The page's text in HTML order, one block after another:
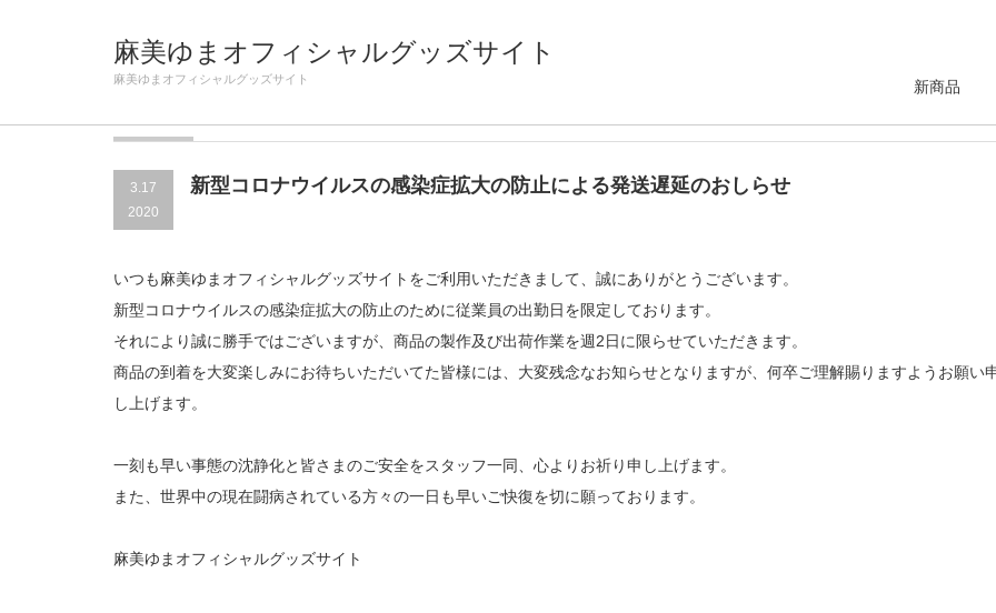
麻美ゆまオフィシャルグッズサイト
麻美ゆまオフィシャルグッズサイト 新商品
3.17
2020
新型コロナウイルスの感染症拡大の防止による発送遅延のおしらせ
いつも麻美ゆまオフィシャルグッズサイトをご利用いただきまして、誠にありがとうございます。
新型コロナウイルスの感染症拡大の防止のために従業員の出勤日を限定しております。
それにより誠に勝手ではございますが、商品の製作及び出荷作業を週2日に限らせていただきます。
商品の到着を大変楽しみにお待ちいただいてた皆様には、大変残念なお知らせとなりますが、何卒ご理解賜りますようお願い
し上げます。
一刻も早い事態の沈静化と皆さまのご安全をスタッフ一同、心よりお祈り申し上げます。
また、世界中の現在闘病されている方々の一日も早いご快復を切に願っております。
麻美ゆまオフィシャルグッズサイト